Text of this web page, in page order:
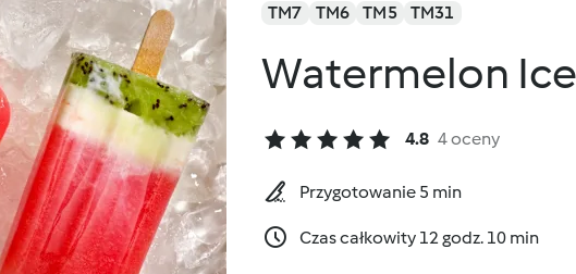
TM7 TM6 TM5 TM31
Watermelon
4.8 4 oceny
Przygotowanie 5 min
Czas całkowity 12 godz. 10 min